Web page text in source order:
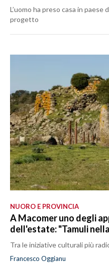
L’uomo ha preso casa in paese
progetto
NUORO E PROVINCIA
A Macomer uno degli
dell'estate: "Tamuli
Tra le iniziative culturali più
Francesco Oggianu